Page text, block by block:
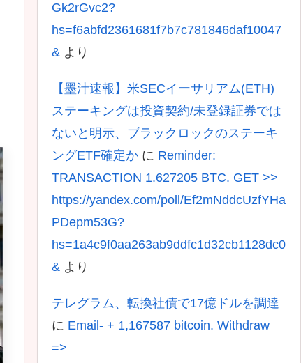
Gk2rGvc2?
hs=f6abfd2361681f7b7c781846daf10047
& より
【墨汁速報】米SECイーサリアム(ETH)
ステーキングは投資契約/未登録証券では
ないと明示、ブラックロックのステーキ
ングETF確定か に Reminder:
TRANSACTION 1.627205 BTC. GET >>
https://yandex.com/poll/Ef2mNddcUzfYHa
PDepm53G?
hs=1a4c9f0aa263ab9ddfc1d32cb1128dc0
& より
テレグラム、転換社債で17億ドルを調達
に Email- + 1,167587 bitcoin. Withdraw
=>